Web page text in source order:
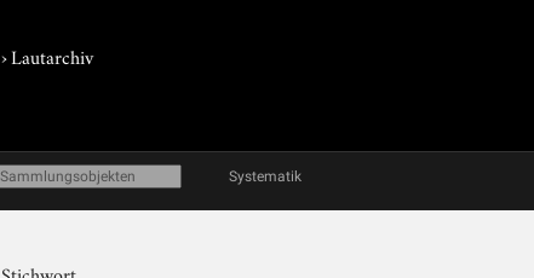
›Lautarchiv
Systematik